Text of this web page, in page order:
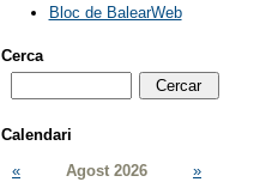
Bloc de BalearWeb
Cerca
Calendari
«
Agost 2026
»